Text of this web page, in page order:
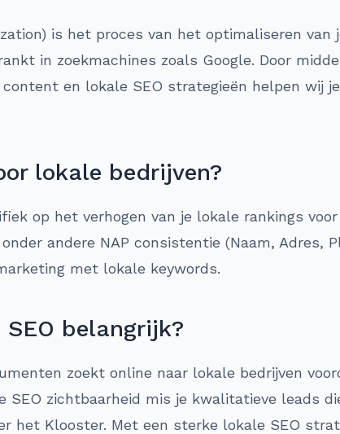
is het proces van het optimaliseren van
in zoekmachines zoals Google. Door
en lokale SEO strategieën helpen wij
lokale bedrijven?
op het verhogen van je lokale rankings
andere NAP consistentie (Naam, Adres,
met lokale keywords.
belangrijk?
zoekt online naar lokale bedrijven
SEO zichtbaarheid mis je kwalitatieve leads
het Klooster. Met een sterke lokale SEO